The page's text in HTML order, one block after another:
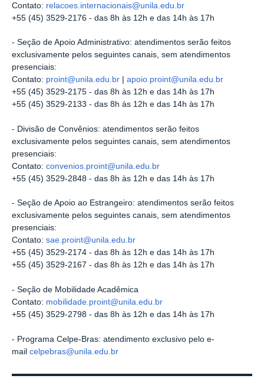
Contato: relacoes.internacionais@unila.edu.br
+55 (45) 3529-2176 - das 8h às 12h e das 14h às 17h
- Seção de Apoio Administrativo: atendimentos serão feitos
exclusivamente pelos seguintes canais, sem atendimentos
presenciais:
Contato: proint@unila.edu.br
apoio.proint@unila.edu.br
+55 (45) 3529-2175 - das 8h às 12h e das 14h às 17h
+55 (45) 3529-2133 - das 8h às 12h e das 14h às 17h
- Divisão de Convênios: atendimentos serão feitos
exclusivamente pelos seguintes canais, sem atendimentos
presenciais:
Contato: convenios.proint@unila.edu.br
+55 (45) 3529-2848 - das 8h às 12h e das 14h às 17h
- Seção de Apoio ao Estrangeiro: atendimentos serão feitos
exclusivamente pelos seguintes canais, sem atendimentos
presenciais:
Contato: sae.proint@unila.edu.br
+55 (45) 3529-2174 - das 8h às 12h e das 14h às 17h
+55 (45) 3529-2167 - das 8h às 12h e das 14h às 17h
- Seção de Mobilidade Acadêmica
Contato: mobilidade.proint@unila.edu.br
+55 (45) 3529-2798 - das 8h às 12h e das 14h às 17h
- Programa Celpe-Bras: atendimento exclusivo pelo e-
mail celpebras@unila.edu.br